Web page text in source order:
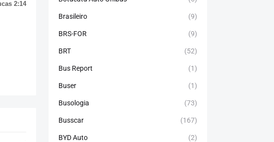
2:14
Brasileiro (9)
BRS-FOR (9)
BRT (52)
Bus Report (1)
Buser (1)
Busologia (73)
Busscar (167)
BYD Auto (2)